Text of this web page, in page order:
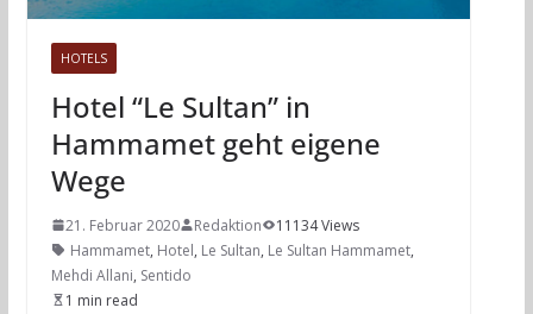
HOTELS
Hotel “Le Sultan” in
Hammamet geht eigene
Wege
21. Februar 2020 Redaktion
11134 Views
Hammamet, Hotel, Le Sultan, Le Sultan Hammamet,
Mehdi Allani, Sentido
1 min read